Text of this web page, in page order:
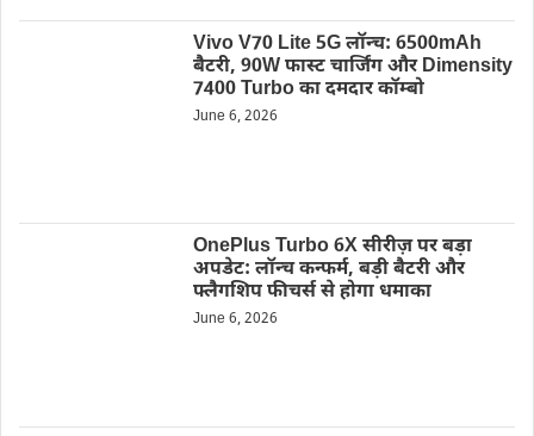
Vivo V70 Lite 5G लॉन्च: 6500mAh
बैटरी, 90W फास्ट चार्जिंग और Dimensity
7400 Turbo का दमदार कॉम्बो
June 6, 2026
OnePlus Turbo 6X सीरीज़ पर बड़ा
अपडेट: लॉन्च कन्फर्म, बड़ी बैटरी और
फ्लैगशिप फीचर्स से होगा धमाका
June 6, 2026